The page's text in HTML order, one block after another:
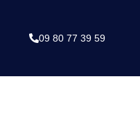
09 80 77 39 59